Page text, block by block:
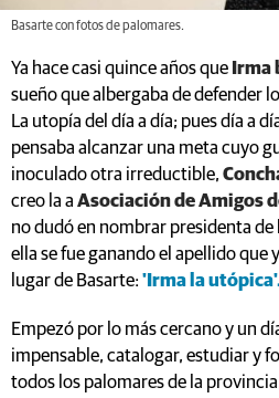
Basarte con fotos de palomares.
Ya hace casi quince años que Irma
sueño que albergaba de defender
La utopía del día a día; pues día a
pensaba alcanzar una meta cuyo
inoculado otra irreductible,
creo la a Asociación de Amigos
no dudó en nombrar presidenta de
ella se fue ganando el apellido que
lugar de Basarte: 'Irma la
Empezó por lo más cercano y un
impensable, catalogar, estudiar y
todos los palomares de la